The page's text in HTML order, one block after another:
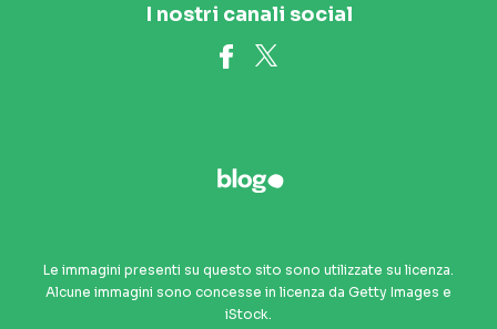
I nostri canali social
Le immagini presenti su questo sito sono utilizzate su licenza.
Alcune immagini sono concesse in licenza da Getty Images e
iStock.